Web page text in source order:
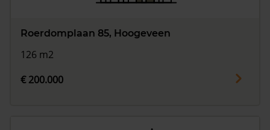
Roerdomplaan 85, Hoogeveen
126 m2
€ 200.000